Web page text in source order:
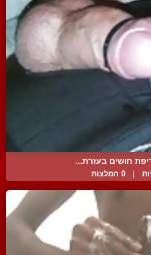
חושים בעזרת...
0 המלצות